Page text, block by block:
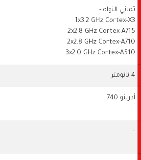
ثماني النواة:-
1x3.2 GHz Cortex-X3
2x2.8 GHz Cortex-A715
2x2.8 GHz Cortex-A710
3x2.0 GHz Cortex-A510
4 نانومتر
أدرينو 740
-